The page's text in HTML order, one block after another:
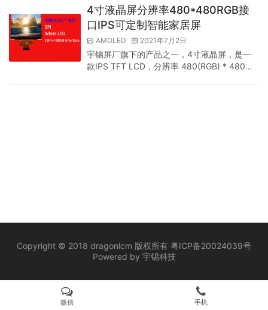
15818552076 本产品液晶的应用领域用智能
家居 医疗设备 执法仪用屏等等,这一些领域上
面都有应用到我们的液晶屏,如有需要2寸液晶
屏的老板,也欢迎来联系我司来大量采购,我们都
是厂家直接,价格方面很…
4寸液晶屏分辨率480*480RGB接
口IPS可定制智能家居屏
AMOLED 2021年7月2日
宇锡屏厂旗下的产品之一，4寸液晶屏，是一
款IPS TFT LCD，分辨率 480(RGB) * 480等
Copyright © 2018 dragonlcm 版权所有 粤ICP备20024039号
Powered by 宇锡科技
微信 手机